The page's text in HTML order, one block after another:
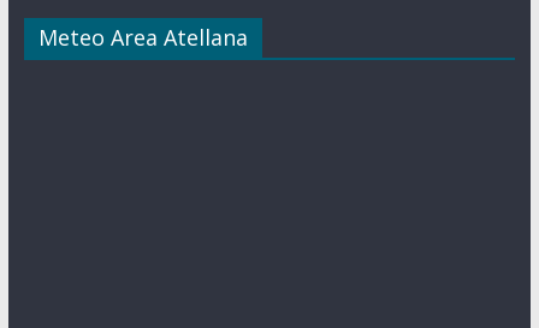
Meteo Area Atellana